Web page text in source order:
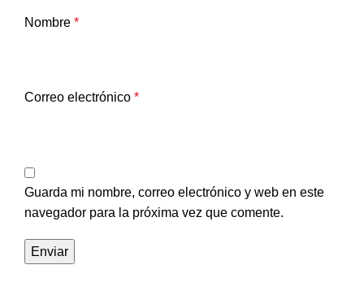
Nombre *
Correo electrónico *
Guarda mi nombre, correo electrónico y web en este
navegador para la próxima vez que comente.